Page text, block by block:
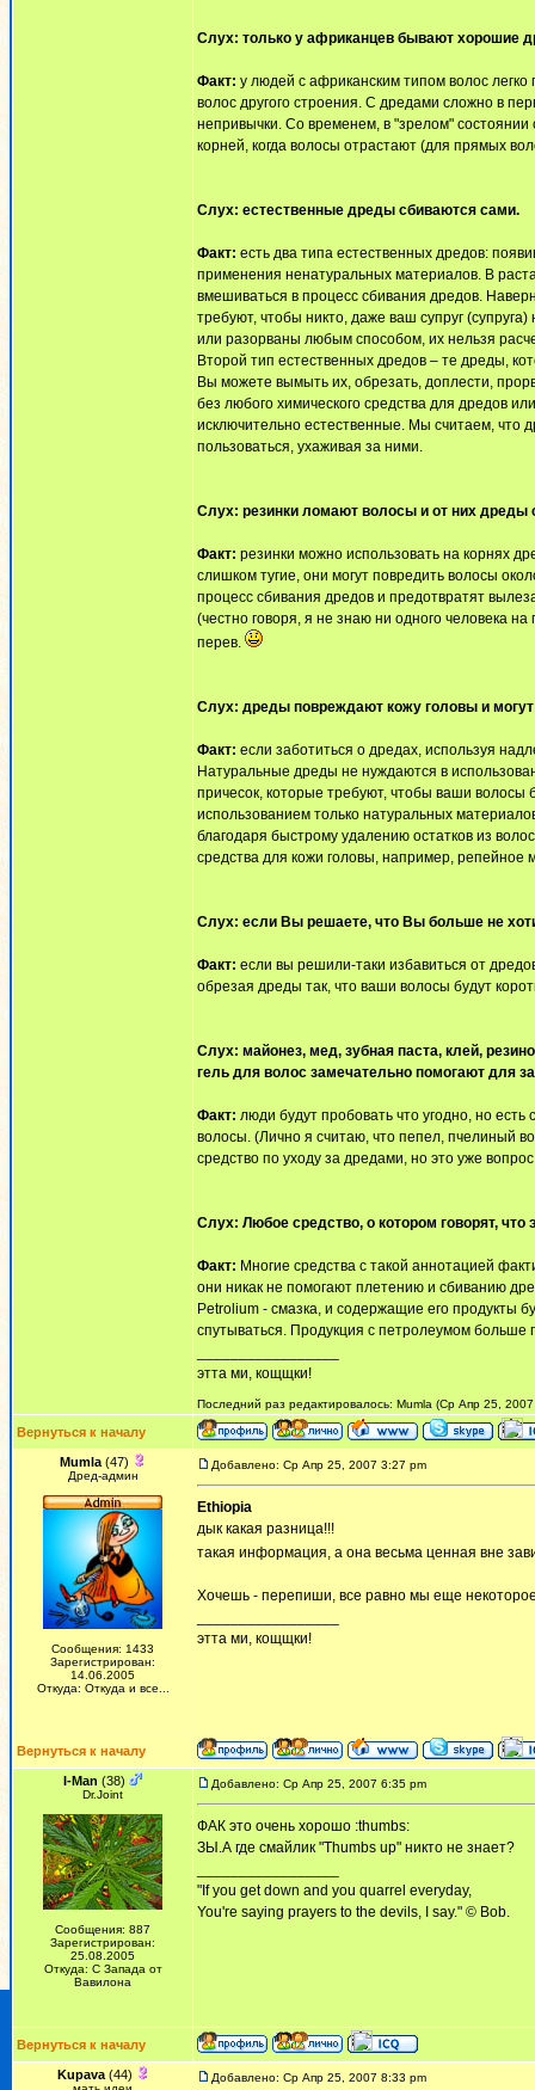
Слух: только у африканцев бывают хорошие
Факт: у людей с африканским типом волос
волос другого строения. С дредами сложно в
непривычки. Со временем, в "зрелом"
корней, когда волосы отрастают (для прямых
Слух: естественные дреды сбиваются сами.
Факт: есть два типа естественных дредов:
применения ненатуральных материалов. В
вмешиваться в процесс сбивания дредов.
требуют, чтобы никто, даже ваш супруг
или разорваны любым способом, их нельзя
Второй тип естественных дредов – те дреды,
Вы можете вымыть их, обрезать, доплести,
без любого химического средства для дредов
исключительно естественные. Мы считаем,
пользоваться, ухаживая за ними.
Слух: резинки ломают волосы и от них дреды
Факт: резинки можно использовать на корнях
слишком тугие, они могут повредить волосы
процесс сбивания дредов и предотвратят
(честно говоря, я не знаю ни одного человека
перев.
Слух: дреды повреждают кожу головы и могут
Факт: если заботиться о дредах, используя
Натуральные дреды не нуждаются в
причесок, которые требуют, чтобы ваши волосы
использованием только натуральных
благодаря быстрому удалению остатков из
средства для кожи головы, например, репейное
Слух: если Вы решаете, что Вы больше не
Факт: если вы решили-таки избавиться от
обрезая дреды так, что ваши волосы будут
Слух: майонез, мед, зубная паста, клей,
гель для волос замечательно помогают для
Факт: люди будут пробовать что угодно, но
волосы. (Лично я считаю, что пепел, пчелиный
средство по уходу за дредами, но это уже
Слух: Любое средство, о котором говорят,
Факт: Многие средства с такой аннотацией
они никак не помогают плетению и сбиванию
Petrolium - смазка, и содержащие его продукты
спутываться. Продукция с петролеумом больше
этта ми, кощщки!
Последний раз редактировалось: Mumla (Ср Апр 25,
Вернуться к началу
Mumla (47)
Дред-админ
Сообщения: 1433
Зарегистрирован:
14.06.2005
Откуда: Откуда и все...
Добавлено: Ср Апр 25, 2007 3:27 pm
Ethiopia
дык какая разница!!!
такая информация, а она весьма ценная вне
Хочешь - перепиши, все равно мы еще
этта ми, кощщки!
Вернуться к началу
I-Man (38)
Dr.Joint
Сообщения: 887
Зарегистрирован:
25.08.2005
Откуда: С Запада от
Вавилона
Добавлено: Ср Апр 25, 2007 6:35 pm
ФАК это очень хорошо :thumbs:
ЗЫ.А где смайлик "Thumbs up" никто не знает?
"If you get down and you quarrel everyday,
You're saying prayers to the devils, I say." © Bob.
Вернуться к началу
Kupava(44) Добавлено: Ср Апр 25, 2007 8:33 pm